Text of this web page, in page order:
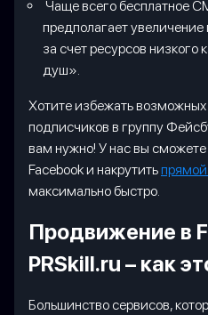
Чаще всего бесплатное
предполагает увеличение
за счет ресурсов низкого
душ».
Хотите избежать
подписчиков в группу
вам нужно! У нас вы сможете
Facebook и накрутить
максимально быстро.
Продвижение в
PRSkill.ru – как
Большинство сервисов,